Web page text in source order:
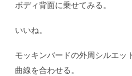
ボディ背面に乗せてみる。
いいね。
モッキンバードの外周シルエッ
曲線を合わせる。